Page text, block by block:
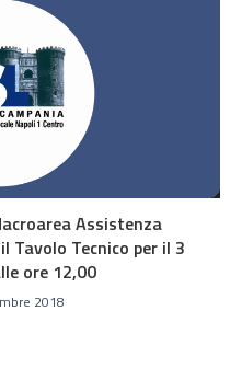
Assistenza
Tavolo Tecnico per il 3
ore 12,00
2018